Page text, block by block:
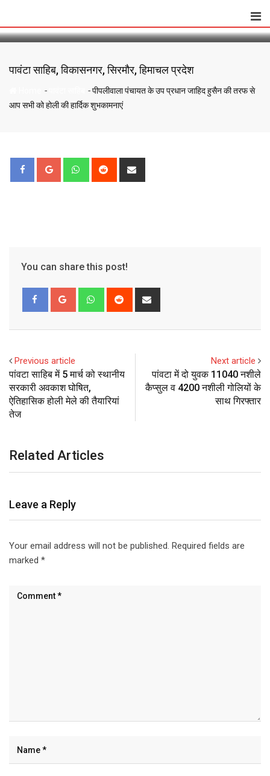
content
पावंटा साहिब,विकासनगर,सिरमौर,हिमाचल प्रदेश
- -पीपलीवाला पंचायत के उप प्रधान जाहिद हुसैन की तरफ से
आप सभी को होली की हार्दिक शुभकामनाएं
WhatsappReddit
You can share this post!
WhatsappReddit
Previous article
पांवटा साहिब में 5 मार्च को स्थानीय
सरकारी अवकाश घोषित,
ऐतिहासिक होली मेले की तैयारियां
तेज
Next article
पांवटा में दो युवक 11040 नशीले
कैप्सुल व 4200 नशीली गोलियों के
साथ गिरफ्तार
Related Articles
Leave a Reply
Your email address will not be published. Required fields are
marked *